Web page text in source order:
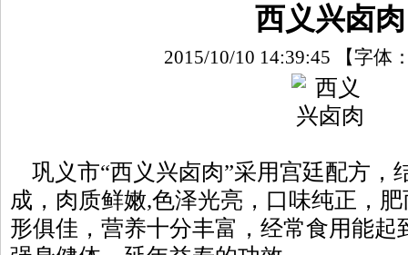
西义兴卤肉
2015/10/10 14:39:45 【字体
巩义市“西义兴卤肉”采用宫廷配方，
成，肉质鲜嫩,色泽光亮，口味纯正，
形俱佳，营养十分丰富，经常食用能起